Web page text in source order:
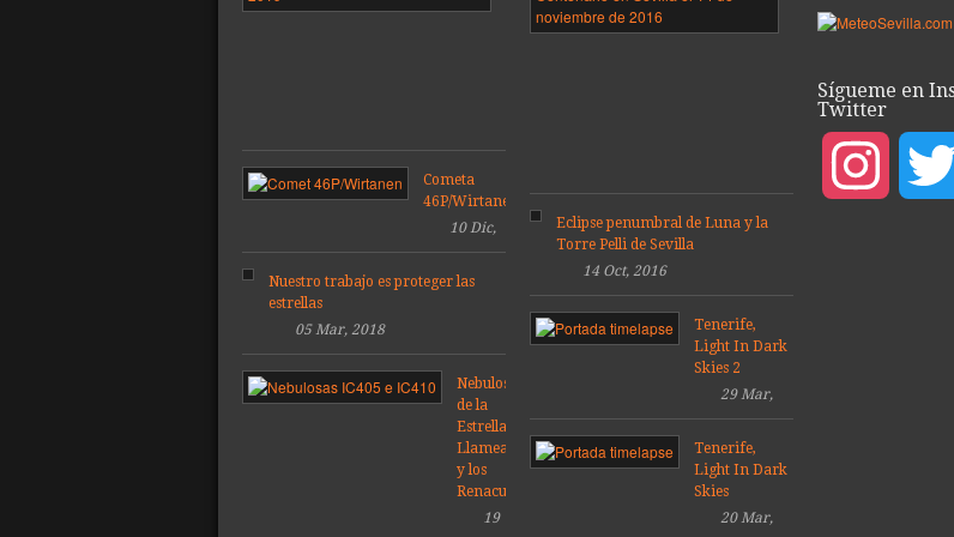
Láctea
Cometa
46P/Wirtanen
10 Dic,
2018
Nuestro trabajo es proteger las
estrellas
05 Mar, 2018
Nebulosas
de la
Estrella
Llameante
y los
Renacuajos
19
puente
Centenario,
Sevilla
2016
Dic,
Eclipse penumbral de Luna y la
Torre Pelli de Sevilla
14 Oct, 2016
Tenerife,
Light In Dark
Skies 2
29 Mar,
2014
Tenerife,
Light In Dark
Skies
20 Mar,
Sígueme en
Twitter